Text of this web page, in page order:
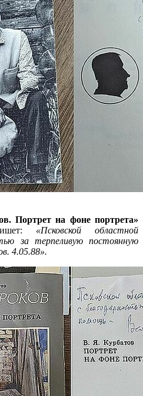
Портрет на фоне портрета»
«Псковской областной
за терпеливую постоянную
4.05.88».